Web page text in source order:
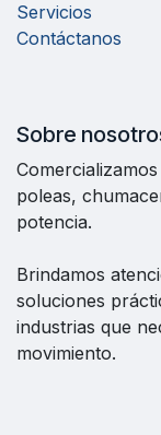
Servicios
Contáctanos
Sobre
poleas,
potencia.
Brindamos
soluciones
industrias que
movimiento.